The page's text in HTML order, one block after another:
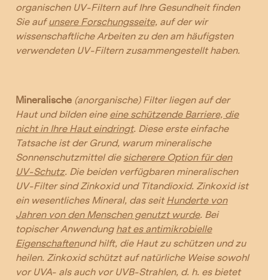
organischen UV-Filtern auf Ihre Gesundheit finden
Sie aufunsere Forschungsseite, auf der wir
wissenschaftliche Arbeiten zu den am häufigsten
verwendeten UV-Filtern zusammengestellt haben.
Mineralische (anorganische) Filter liegen auf der
Haut und bilden eine eine schützende Barriere, die
nicht in Ihre Haut eindringt. Diese erste einfache
Tatsache ist der Grund, warum mineralische
Sonnenschutzmittel die sicherere Option für den
UV-Schutz. Die beiden verfügbaren mineralischen
UV-Filter sind Zinkoxid und Titandioxid. Zinkoxid ist
ein wesentliches Mineral, das seitHunderte von
Jahren von den Menschen genutzt wurde. Bei
topischer Anwendung hat es antimikrobielle
Eigenschaftenund hilft, die Haut zu schützen und zu
heilen. Zinkoxid schützt auf natürliche Weise sowohl
vor UVA- als auch vor UVB-Strahlen, d. h. es bietet